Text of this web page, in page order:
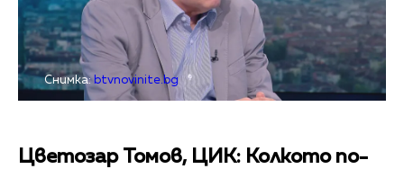
Снимка: btvnovinite.bg
Цветозар Томов, ЦИК: Колкото по-